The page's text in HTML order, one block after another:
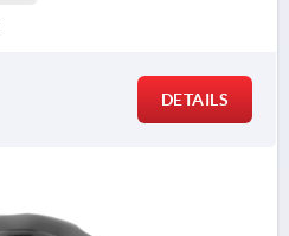
DETAILS